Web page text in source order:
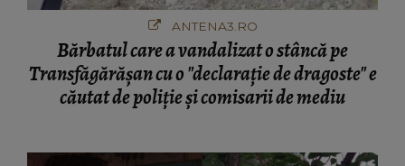
ANTENA3.RO
Bărbatul care a vandalizat o stâncă pe
Transfăgărășan cu o "declaraţie de dragoste" e
căutat de poliție și comisarii de mediu